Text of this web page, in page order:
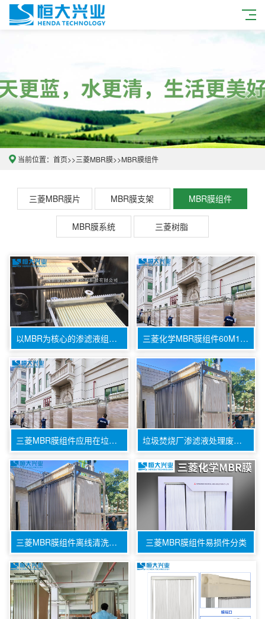
当前位置： 首页>>三菱MBR膜>>MBR膜组件
三菱MBR膜片 MBR膜支架 MBR膜组件
MBR膜系统 三菱树脂
以MBR为核心的渗滤液组合处理工艺 三菱化学MBR膜组件60M1000FP
三菱MBR膜组件应用在垃圾填埋场废水中使用效果 垃圾焚烧厂渗滤液处理废水用三菱MBR膜组件
三菱MBR膜组件离线清洗步骤 三菱MBR膜组件易损件分类